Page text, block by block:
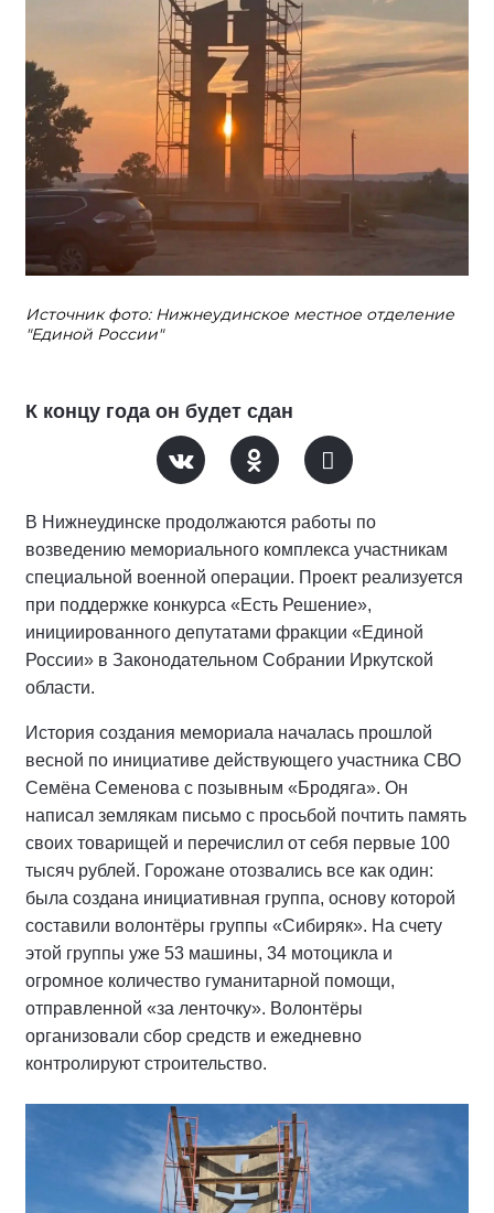
Источник фото: Нижнеудинское местное отделение
"Единой России"
К концу года он будет сдан
В Нижнеудинске продолжаются работы по
возведению мемориального комплекса участникам
специальной военной операции. Проект реализуется
при поддержке конкурса «Есть Решение»,
инициированного депутатами фракции «Единой
России» в Законодательном Собрании Иркутской
области.
История создания мемориала началась прошлой
весной по инициативе действующего участника СВО
Семёна Семенова с позывным «Бродяга». Он
написал землякам письмо с просьбой почтить память
своих товарищей и перечислил от себя первые 100
тысяч рублей. Горожане отозвались все как один:
была создана инициативная группа, основу которой
составили волонтёры группы «Сибиряк». На счету
этой группы уже 53 машины, 34 мотоцикла и
огромное количество гуманитарной помощи,
отправленной «за ленточку». Волонтёры
организовали сбор средств и ежедневно
контролируют строительство.